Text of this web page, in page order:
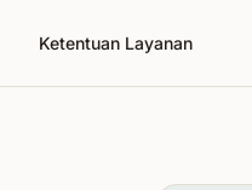
Ketentuan Layanan